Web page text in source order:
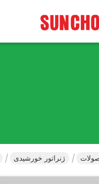
ژنراتور خورشیدی